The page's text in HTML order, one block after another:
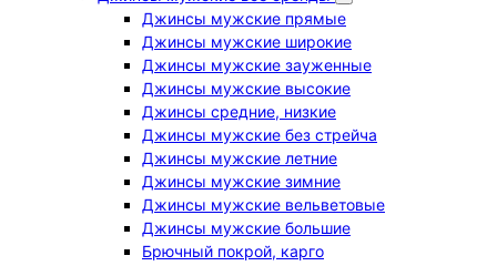
Джинсы мужские прямые
Джинсы мужские широкие
Джинсы мужские зауженные
Джинсы мужские высокие
Джинсы средние, низкие
Джинсы мужские без стрейча
Джинсы мужские летние
Джинсы мужские зимние
Джинсы мужские вельветовые
Джинсы мужские большие
Брючный покрой, карго